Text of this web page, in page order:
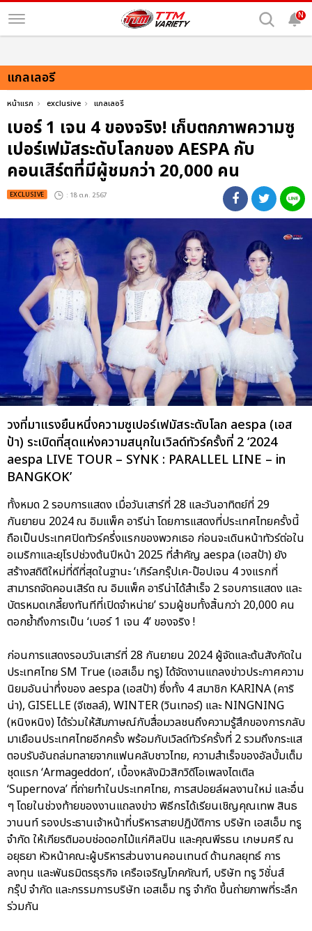
N
แกลเลอรี
หน้าแรก exclusive แกลเลอรี
เบอร์ 1 เจน 4 ของจริง! เก็บตกภาพความซู
เปอร์เฟมัสระดับโลกของ AESPA กับ
คอนเสิร์ตที่มีผู้ชมกว่า 20,000 คน
EXCLUSIVE : 18 ต.ค. 2567
วงที่มาแรงยืนหนึ่งความซูเปอร์เฟมัสระดับโลก aespa (เอส
ป้า) ระเบิดที่สุดแห่งความสนุกในเวิลด์ทัวร์ครั้งที่ 2 ‘2024
aespa LIVE TOUR – SYNK : PARALLEL LINE – in
BANGKOK’
ทั้งหมด 2 รอบการแสดง เมื่อวันเสาร์ที่ 28 และวันอาทิตย์ที่ 29
กันยายน 2024 ณ อิมแพ็ค อารีน่า โดยการแสดงที่ประเทศไทยครั้งนี้
ถือเป็นประเทศปิดทัวร์ครึ่งแรกของพวกเธอ ก่อนจะเดินหน้าทัวร์ต่อใน
อเมริกาและยุโรปช่วงต้นปีหน้า 2025 ที่สำคัญ aespa (เอสป้า) ยัง
สร้างสถิติใหม่ที่ดีที่สุดในฐานะ ‘เกิร์ลกรุ๊ปเค-ป๊อปเจน 4 วงแรกที่
สามารถจัดคอนเสิร์ต ณ อิมแพ็ค อารีน่าได้สำเร็จ 2 รอบการแสดง และ
บัตรหมดเกลี้ยงทันทีที่เปิดจำหน่าย’ รวมผู้ชมทั้งสิ้นกว่า 20,000 คน
ตอกย้ำถึงการเป็น ‘เบอร์ 1 เจน 4’ ของจริง !
ก่อนการแสดงรอบวันเสาร์ที่ 28 กันยายน 2024 ผู้จัดและต้นสังกัดใน
ประเทศไทย SM True (เอสเอ็ม ทรู) ได้จัดงานแถลงข่าวประกาศความ
นิยมอันน่าทึ่งของ aespa (เอสป้า) ซึ่งทั้ง 4 สมาชิก KARINA (คาริ
น่า), GISELLE (จีเซลล์), WINTER (วินเทอร์) และ NINGNING
(หนิงหนิง) ได้ร่วมให้สัมภาษณ์กับสื่อมวลชนถึงความรู้สึกของการกลับ
มาเยือนประเทศไทยอีกครั้ง พร้อมกับเวิลด์ทัวร์ครั้งที่ 2 รวมถึงกระแส
ตอบรับอันถล่มทลายจากแฟนคลับชาวไทย, ความสำเร็จของอัลบั้มเต็ม
ชุดแรก ‘Armageddon’, เบื้องหลังมิวสิกวิดีโอเพลงไตเติล
‘Supernova’ ที่ถ่ายทำในประเทศไทย, การสปอยล์ผลงานใหม่ และอื่น
ๆ โดยในช่วงท้ายของงานแถลงข่าว พิธีกรได้เรียนเชิญคุณเทพ สินธ
วานนท์ รองประธานเจ้าหน้าที่บริหารสายปฏิบัติการ บริษัท เอสเอ็ม ทรู
จำกัด ให้เกียรติมอบช่อดอกไม้แก่ศิลปิน และคุณพีรธน เกษมศรี ณ
อยุธยา หัวหน้าคณะผู้บริหารส่วนงานคอนเทนต์ ด้านกลยุทธ์ การ
ลงทุน และพันธมิตรธุรกิจ เครือเจริญโภคภัณฑ์, บริษัท ทรู วิชั่นส์
กรุ๊ป จำกัด และกรรมการบริษัท เอสเอ็ม ทรู จำกัด ขึ้นถ่ายภาพที่ระลึก
ร่วมกัน